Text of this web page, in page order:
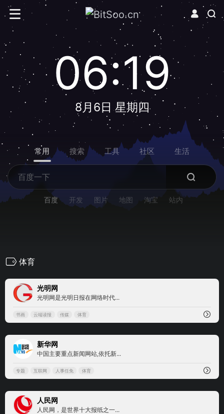
06:19
8月6日 星期四
常用 搜索 工具 社区 生活
百度 开发 图片 地图 淘宝 站内
体育
光明网
光明网是光明日报在网络时代...
书画 云端读报 传媒 体育
新华网
中国主要重点新闻网站,依托新...
专题 互联网 人事任免 体育
人民网
人民网，是世界十大报纸之一...